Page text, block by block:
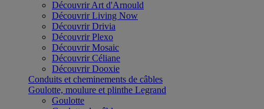
Découvrir Art d'Arnould
Découvrir Living Now
Découvrir Drivia
Découvrir Plexo
Découvrir Mosaic
Découvrir Céliane
Découvrir Dooxie
Conduits et cheminements de câbles
Goulotte, moulure et plinthe Legrand
Goulotte